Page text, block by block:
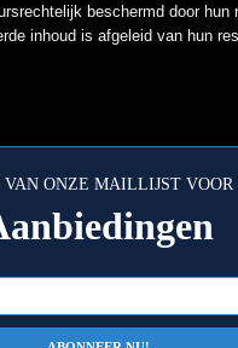
beschermd door hun
inhoud is afgeleid van hun
ONZE MAILLIJST VOOR